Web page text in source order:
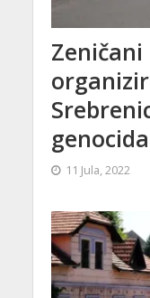
genocida
11 Jula, 2022